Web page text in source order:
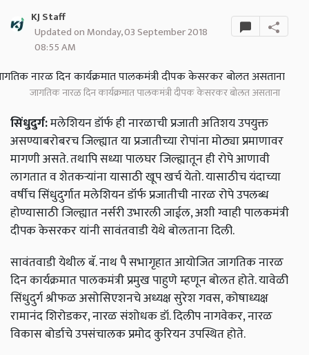
KJ Staff
Updated on Monday, 03 September 2018
08:55 AM
जागतिक नारळ दिन कार्यक्रमात पालकमंत्री दीपक केसरकर बोलत असताना
सिंधुदुर्ग:मलेशियन डॉर्फ ही नारळाची प्रजाती अतिशय उपयुक्त
असण्याबरोबरच जिल्ह्यात या प्रजातीच्या रोपांना मोठ्या प्रमाणावर
मागणी असते. तथापि सध्या पालघर जिल्ह्यातून ही रोपे आणावी
लागतात व शेतकऱ्यांना यासाठी खूप खर्च येतो. यासाठीच यंदाच्या
वर्षीच सिंधुदुर्गात मलेशियन डॉर्फ प्रजातीची नारळ रोपे उपलब्ध
होण्यासाठी जिल्ह्यात नर्सरी उभारली जाईल, अशी ग्वाही पालकमंत्री
दीपक केसरकर यांनी सावंतवाडी येथे बोलताना दिली.
सावंतवाडी येथील बॅ. नाथ पै सभागृहात आयोजित जागतिक नारळ
दिन कार्यक्रमात पालकमंत्री प्रमुख पाहुणे म्हणून बोलत होते. यावेळी
सिंधुदुर्ग श्रीफळ असोसिएशनचे अध्यक्ष सुरेश गवस, कोषाध्यक्ष
रामानंद शिरोडकर, नारळ संशोधक डॉ. दिलीप नागवेकर, नारळ
विकास बोर्डाचे उपसंचालक प्रमोद कुरियन उपस्थित होते.